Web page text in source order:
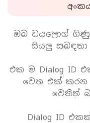
ඔබ ඩයලොග්
සියලු
එක ම Dialog ID
වෙත එක් කරන
වෙතින්
Dialog ID